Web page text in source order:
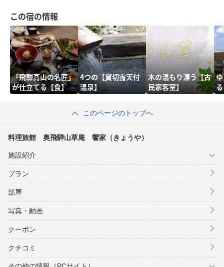
この宿の情報
「飛騨高山の名匠」
が仕立てる【食】
4つの【貸切露天付
温泉】
木の温もり漂う【古
民家客室】
このページのトップへ
料理旅館 奥飛騨山草庵 饗家（きょうや）
施設紹介
プラン
部屋
写真・動画
クーポン
クチコミ